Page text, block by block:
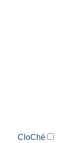
CloChé